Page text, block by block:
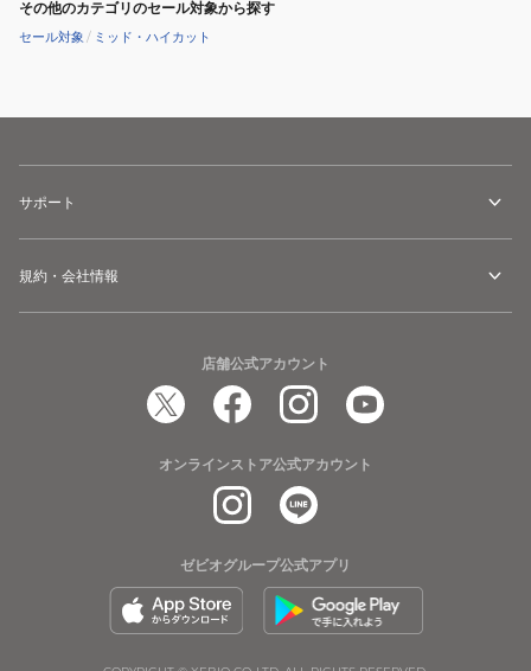
その他のカテゴリのセール対象から探す
セール対象 / ミッド・ハイカット
サポート
規約・会社情報
店舗公式アカウント
オンラインストア公式アカウント
ゼビオグループ公式アプリ